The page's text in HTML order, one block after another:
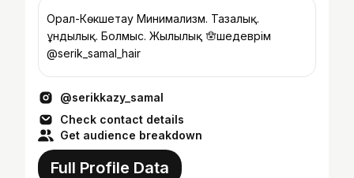
Орал-Көкшетау Минимализм. Тазалық.
Құндылық. Болмыс. Жылылық 🪬шедеврім
@serik_samal_hair
@serikkazy_samal
Check contact details
Get audience breakdown
Full Profile Data